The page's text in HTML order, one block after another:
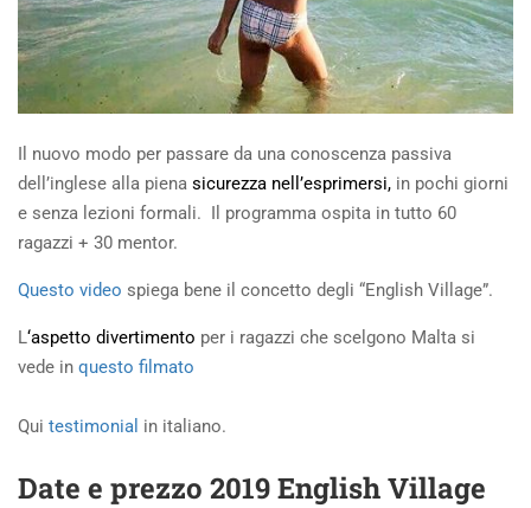
Il nuovo modo per passare da una conoscenza passiva
dell’inglese alla piena sicurezza nell’esprimersi, in pochi giorni
e senza lezioni formali. Il programma ospita in tutto 60
ragazzi + 30 mentor.
Questo video spiega bene il concetto degli “English Village”.
L‘aspetto divertimento per i ragazzi che scelgono Malta si
vede in questo filmato
Qui testimonial in italiano.
Date e prezzo 2019 English Village